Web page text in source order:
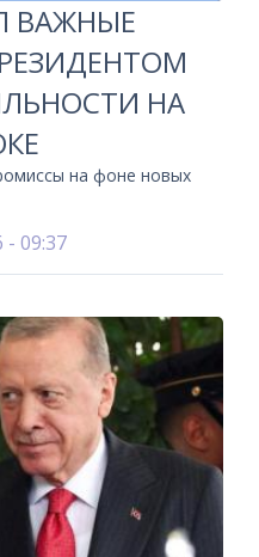
ВАЖНЫЕ
НА
на фоне новых
- 09:37